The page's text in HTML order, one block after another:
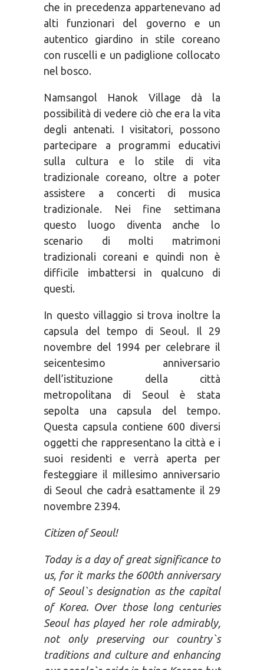
che in precedenza appartenevano ad
alti funzionari del governo e un
autentico giardino in stile coreano
con ruscelli e un padiglione collocato
nel bosco.
Namsangol Hanok Village dà la
possibilità di vedere ciò che era la vita
degli antenati. I visitatori, possono
partecipare a programmi educativi
sulla cultura e lo stile di vita
tradizionale coreano, oltre a poter
assistere a concerti di musica
tradizionale. Nei fine settimana
questo luogo diventa anche lo
scenario di molti matrimoni
tradizionali coreani e quindi non è
difficile imbattersi in qualcuno di
questi.
In questo villaggio si trova inoltre la
capsula del tempo di Seoul. Il 29
novembre del 1994 per celebrare il
seicentesimo anniversario
dell’istituzione della città
metropolitana di Seoul è stata
sepolta una capsula del tempo.
Questa capsula contiene 600 diversi
oggetti che rappresentano la città e i
suoi residenti e verrà aperta per
festeggiare il millesimo anniversario
di Seoul che cadrà esattamente il 29
novembre 2394.
Citizen of Seoul!
Today is a day of great significance to
us, for it marks the 600th anniversary
of Seoul`s designation as the capital
of Korea. Over those long centuries
Seoul has played her role admirably,
not only preserving our country`s
traditions and culture and enhancing